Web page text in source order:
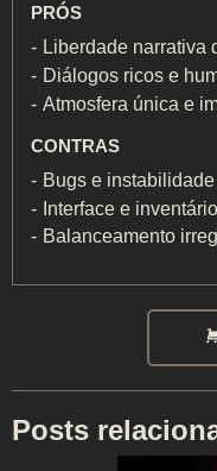
PRÓS
Liberdade narrativa
Diálogos ricos e
Atmosfera única e
CONTRAS
Bugs e
Interface e
Balanceamento
Posts